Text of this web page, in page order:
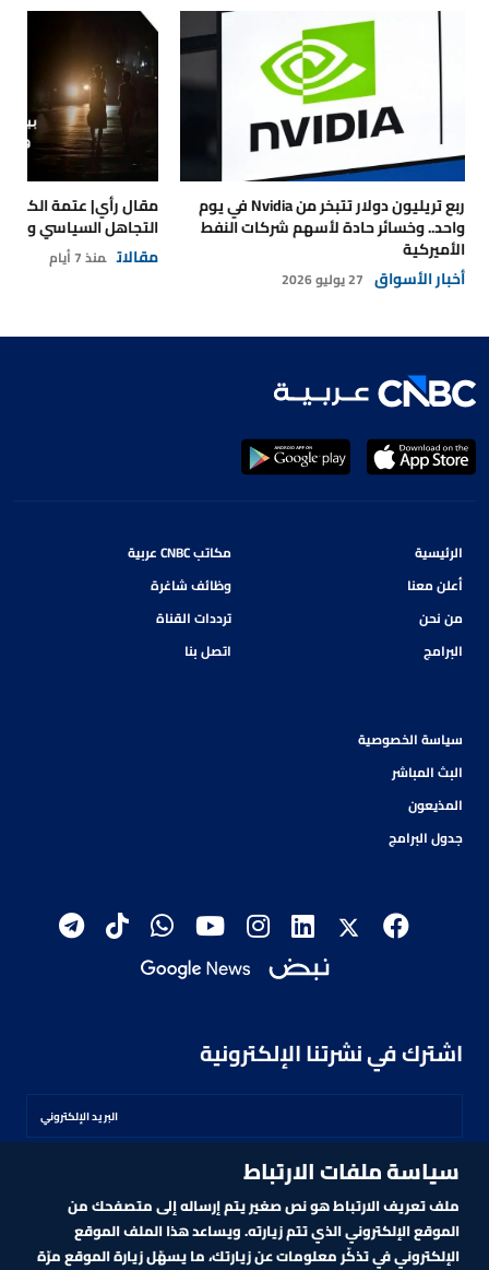
ربع تريليون دولار تتبخر من Nvidia في يوم
واحد.. وخسائر حادة لأسهم شركات النفط
الأميركية
أخبار الأسواق 27 يوليو 2026
مقال رأي| عتمة
التجاهل السياسي
مقالات منذ 7 أيام
الرئيسية
أعلن معنا
من نحن
البرامج
مكاتب CNBC عربية
وظائف شاغرة
ترددات القناة
اتصل بنا
سياسة الخصوصية
البث المباشر
المذيعون
جدول البرامج
اشترك في نشرتنا الإلكترونية
اشترك
سياسة ملفات الارتباط
ملف تعريف الارتباط هو نص صغير يتم إرساله إلى متصفحك من
الموقع الإلكتروني الذي تتم زيارته. ويساعد هذا الملف الموقع
الإلكتروني في تذكّر معلومات عن زيارتك، ما يسهّل زيارة الموقع مرّة